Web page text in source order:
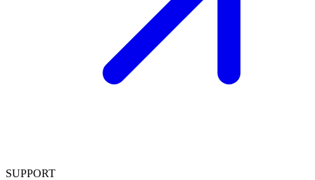
SUPPORT